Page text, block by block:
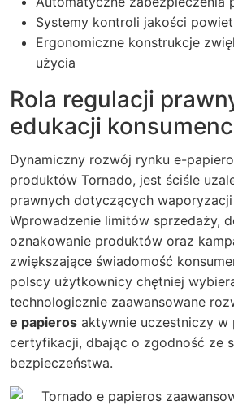
Systemy kontroli jakości
Ergonomiczne konstrukcje
użycia
Rola regulacji
edukacji
Dynamiczny rozwój rynku e-
produktów Tornado, jest ściśle
prawnych dotyczących waporyzacji
Wprowadzenie limitów sprzedaży,
oznakowanie produktów oraz
zwiększające świadomość
polscy użytkownicy chętniej
technologicznie zaawansowane
e papieros aktywnie uczestniczy w
certyfikacji, dbając o zgodność ze
bezpieczeństwa.